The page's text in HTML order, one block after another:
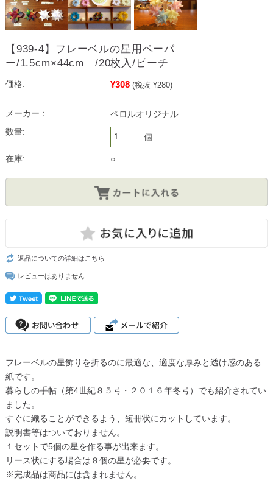
【939-4】フレーベルの星用ペーパ
ー/1.5cm×44cm /20枚入/ピーチ
価格: ¥308 (税抜 ¥280)
メーカー：
ペロルオリジナル
数量:
個
在庫: ○
返品についての詳細はこちら
レビューはありません
フレーベルの星飾りを折るのに最適な、適度な厚みと透け感のある
紙です。
暮らしの手帖（第4世紀８５号・２０１６年冬号）でも紹介されてい
ました。
すぐに織ることができるよう、短冊状にカットしています。
説明書等はついておりません。
１セットで5個の星を作る事が出来ます。
リース状にする場合は８個の星が必要です。
※完成品は商品には含まれません。